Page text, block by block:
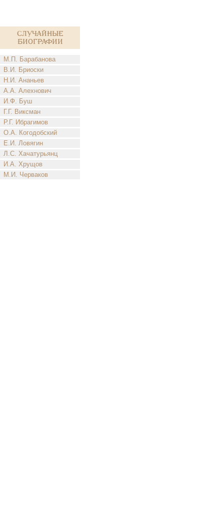
Случайные
биографии
М.П. Барабанова
В.И. Бриоски
Н.И. Ананьев
А.А. Алехнович
И.Ф. Буш
Г.Г. Виксман
Р.Г. Ибрагимов
О.А. Когодобский
Е.И. Ловягин
Л.С. Хачатурьянц
И.А. Хрущов
М.И. Черваков